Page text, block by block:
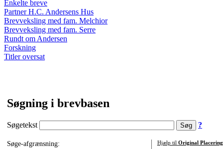
Enkelte breve
Partner H.C. Andersens Hus
Brevveksling med fam. Melchior
Brevveksling med fam. Serre
Rundt om Andersen
Forskning
Titler oversat
Søgning i brevbasen
Søgetekst ?
Søge-afgrænsning:
Hjælp til Original Placering